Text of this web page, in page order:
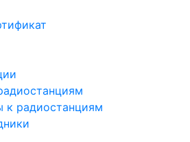
к радиостанциям